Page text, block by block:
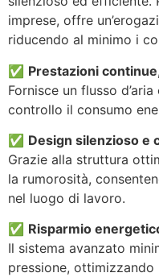
imprese, offre
riducendo al minimo i
✅ Prestazioni
Fornisce un flusso
controllo il consumo
✅ Design silenzioso e
Grazie alla struttura
la rumorosità,
nel luogo di lavoro.
✅ Risparmio
Il sistema avanzato
pressione, ottimizzando